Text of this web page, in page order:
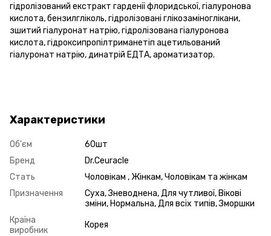
гідролізований екстракт гарденії флоридської, гіалуронова
кислота, бензилгліколь, гідролізовані глікозаміноглікани,
зшитий гіалуронат натрію, гідролізована гіалуронова
кислота, гідроксипропілтриманетіп ацетильований
гіалуронат натрію, динатрій ЕДТА, ароматизатор.
Характеристики
Об'єм
60шт
Бренд
Dr.Ceuracle
Стать
Чоловікам , Жінкам, Чоловікам та жінкам
Призначення
Суха, Зневоднена, Для чутливої, Вікові
зміни, Нормальна, Для всіх типів, Зморшки
Країна
виробник
Корея